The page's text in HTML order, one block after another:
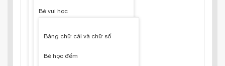
Bé vui học
Bảng chữ cái và chữ số
Bé học đếm